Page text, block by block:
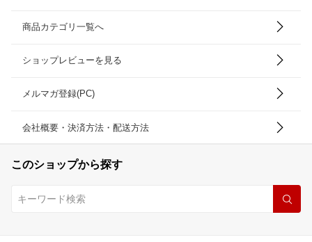
商品カテゴリ一覧へ
ショップレビューを見る
メルマガ登録(PC)
会社概要・決済方法・配送方法
このショップから探す